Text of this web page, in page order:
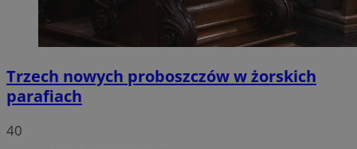
Trzech nowych proboszczów w żorskich
parafiach
40